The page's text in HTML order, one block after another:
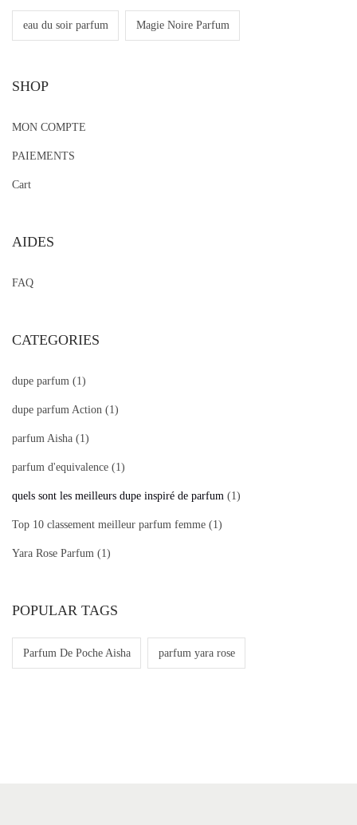
eau du soir parfum Magie Noire Parfum
SHOP
MON COMPTE
PAIEMENTS
Cart
AIDES
FAQ
CATEGORIES
dupe parfum (1)
dupe parfum Action (1)
parfum Aisha (1)
parfum d'equivalence (1)
quels sont les meilleurs dupe inspiré de parfum (1)
Top 10 classement meilleur parfum femme (1)
Yara Rose Parfum (1)
POPULAR TAGS
Parfum De Poche Aisha parfum yara rose